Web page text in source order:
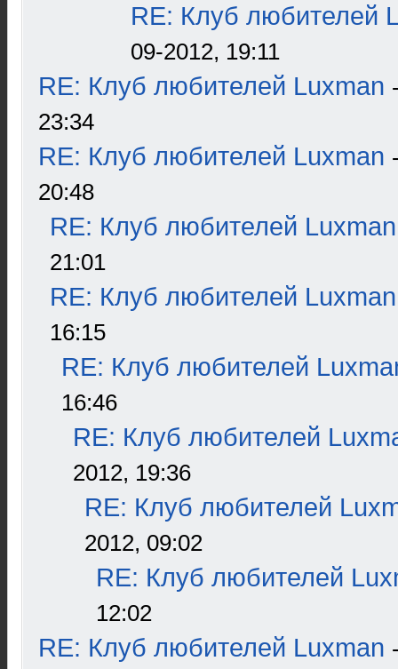
RE: Клуб любителей
09-2012, 19:11
RE: Клуб любителей Luxman
23:34
RE: Клуб любителей Luxman
20:48
RE: Клуб любителей Luxman
21:01
RE: Клуб любителей Luxman
16:15
RE: Клуб любителей
16:46
RE: Клуб любителей
2012, 19:36
RE: Клуб любителей
2012, 09:02
RE: Клуб любителей
12:02
RE: Клуб любителей Luxman